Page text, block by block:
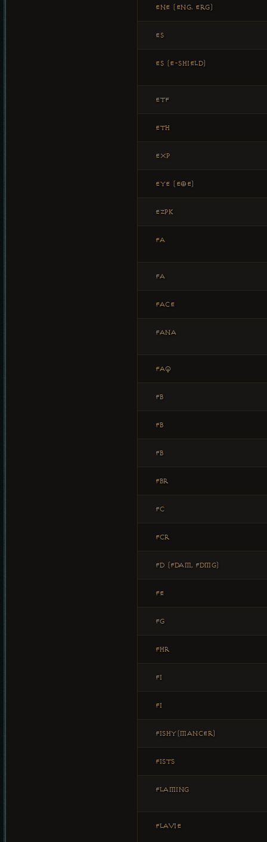
ENE (ENG. ERG)
ES
ES (E-SHIELD)
ETF
ETH
EXP
EYE (EOE)
EZPK
FA
FA
FACE
FANA
FAQ
FB
FB
FB
FBR
FC
FCR
FD (FDAM, FDMG)
FE
FG
FHR
FI
FI
FISHY(MANCER)
FISTS
FLAMING
FLAVIE